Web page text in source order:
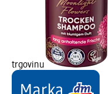
trgovinu